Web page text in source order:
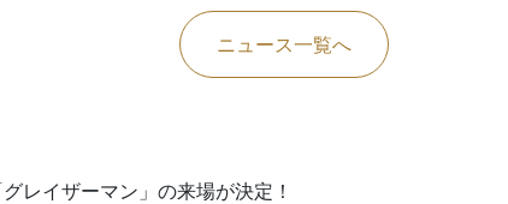
ニュース一覧へ
レイザーマン」の来場が決定！